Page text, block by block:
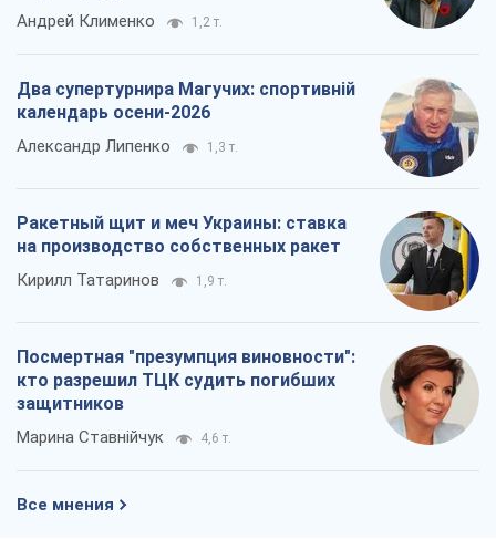
Андрей Клименко 1,2 т.
Два супертурнира Магучих: спортивній
календарь осени-2026
Александр Липенко 1,3 т.
Ракетный щит и меч Украины: ставка
на производство собственных ракет
Кирилл Татаринов 1,9 т.
Посмертная "презумпция виновности":
кто разрешил ТЦК судить погибших
защитников
Марина Ставнійчук 4,6 т.
Все мнения